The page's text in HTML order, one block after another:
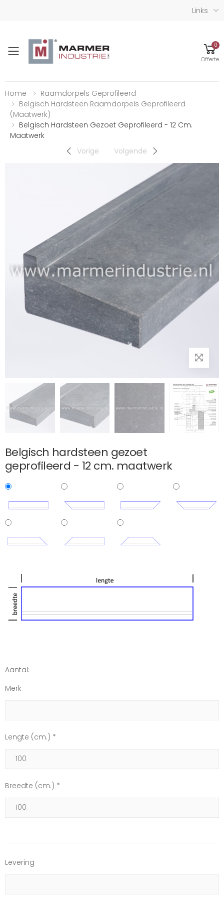
Links
Toggle mobile menu
0
Offerte
Home
Raamdorpels Geprofileerd
Belgisch Hardsteen Raamdorpels Geprofileerd
(maatwerk)
Belgisch Hardsteen Gezoet Geprofileerd - 12 Cm.
Maatwerk
Vorige
Volgende
Belgisch hardsteen gezoet
geprofileerd - 12 cm. maatwerk
Aantal:
Merk
Lengte (cm.) *
Breedte (cm.) *
Levering